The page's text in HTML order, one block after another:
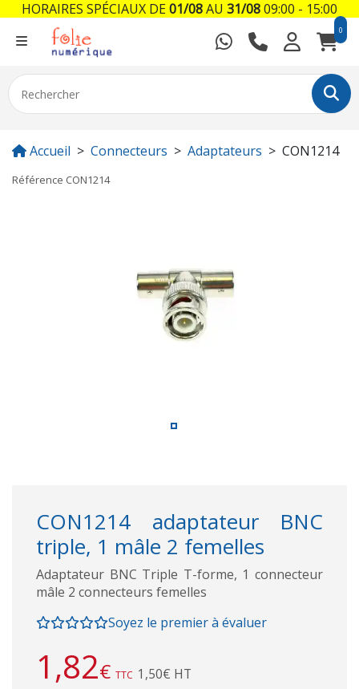
0
Accueil Connecteurs Adaptateurs CON1214
Référence CON1214
CON1214 adaptateur BNC
triple, 1 mâle 2 femelles
Adaptateur BNC Triple T-forme, 1 connecteur
mâle 2 connecteurs femelles
Soyez le premier à évaluer
1,82€ TTC 1,50€ HT
HORAIRES SPÉCIAUX DE01/08AU 31/0809:00 - 15:00